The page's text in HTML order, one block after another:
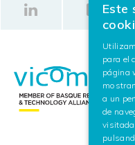
Este
para el
página
a un
de